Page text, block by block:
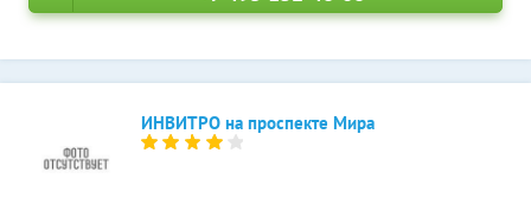
ИНВИТРО на проспекте Мира